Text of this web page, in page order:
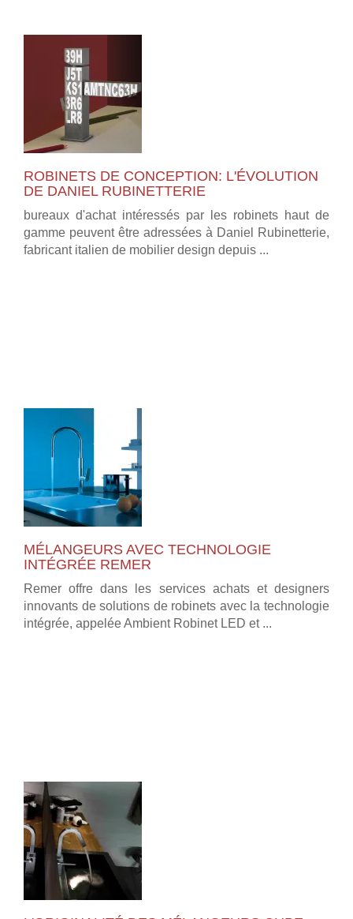
ROBINETS DE CONCEPTION: L'ÉVOLUTION
DE DANIEL RUBINETTERIE
bureaux d'achat intéressés par les robinets haut de
gamme peuvent être adressées à Daniel Rubinetterie,
fabricant italien de mobilier design depuis ...
MÉLANGEURS AVEC TECHNOLOGIE
INTÉGRÉE REMER
Remer offre dans les services achats et designers
innovants de solutions de robinets avec la technologie
intégrée, appelée Ambient Robinet LED et ...